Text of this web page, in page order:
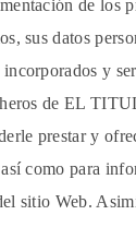
de los
sus datos
incorporados y
de EL
prestar y
como para
sitio Web.